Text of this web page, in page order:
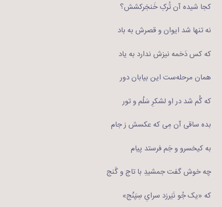
کجا شیده آن تُرکِ خَنجَرکشش؟
نه تنها شد ایوان و قصرش به باد
که کس دَخمه نیزش ندارد به یاد
همان مرحله‌ست این بیابان دور
که گُم شد در او لشکرِ سَلْم و تور
بده ساقی آن مِی که عکسش ز جام
به کیخسرو و جَم فرستد پیام
چه خوش گفت جمشیدِ با تاج و گَنج
که «یک جُو نَیَرزد سرایِ سِپَنْج»